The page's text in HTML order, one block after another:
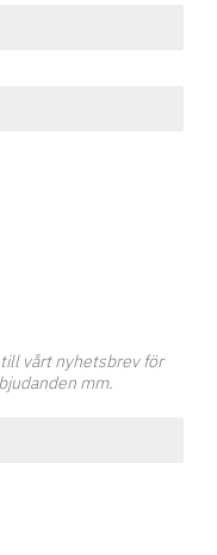
vårt nyhetsbrev för
mm.